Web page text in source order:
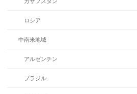
ロシア
中南米地域
アルゼンチン
ブラジル